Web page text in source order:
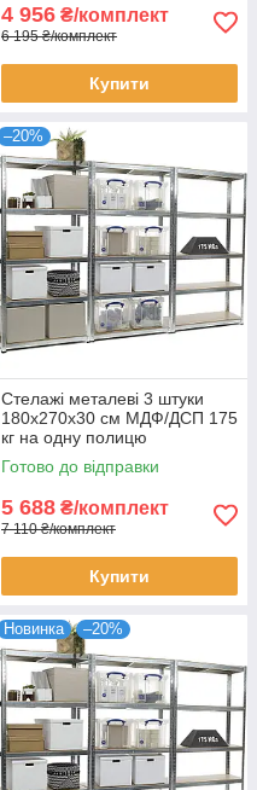
4 956 ₴/комплект
6 195 ₴/комплект
Купити
–20%
Стелажі металеві 3 штуки
180х270х30 см МДФ/ДСП 175
кг на одну полицю
оцинковані 15 полиць
комплект для зберігання
Готово до відправки
5 688 ₴/комплект
7 110 ₴/комплект
Купити
Новинка –20%